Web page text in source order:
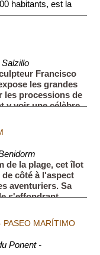
habitants, est la
Francisco
les grandes
les processions de
y voir une célèbre
de la plage, cet îlot
côté à l'aspect
aventuriers. Sa
s'effondrant
PASEO MARÍTIMO
Ponent -